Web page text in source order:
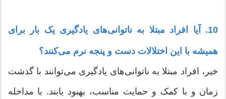
10. آیا افراد مبتلا به ناتوانی‌های یادگیری یک بار برای
همیشه با این اختلالات دست و پنجه نرم می‌کنند؟
خیر، افراد مبتلا به ناتوانی‌های یادگیری می‌توانند با گذشت
زمان و با کمک و حمایت مناسب، بهبود یابند. با مداخله